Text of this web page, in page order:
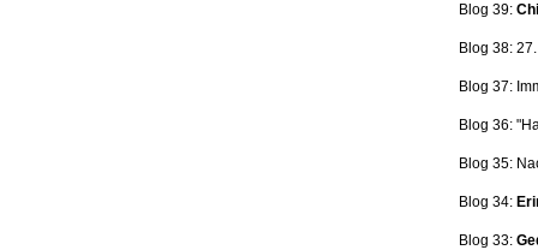
Blog 39:
Blog 38:
Blog 37:
Blog 36:
Blog 35:
Blog 34:
Blog 33: